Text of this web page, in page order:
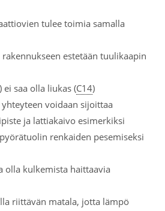
tulee toimia samalla
estetään tuulikaapin
ei saa olla liukas (C14)
voidaan sijoittaa
ja lattiakaivo esimerkiksi
renkaiden pesemiseksi
olla kulkemista haittaavia
riittävän matala, jotta lämpö